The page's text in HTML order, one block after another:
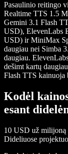
Pasaulinio reitingo
Realtime TTS 1.5
Gemini 3.1 Flash
USD), ElevenLabs
USD) ir MiniMax
daugiau nei Simba
daugiau.
dešimt kartų
Flash TTS kainuoja
Kodėl
esant
10 USD už milijoną
Dideliuose